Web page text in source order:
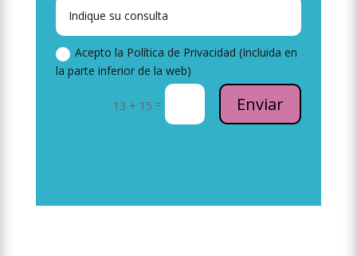
Acepto la Política de Privacidad (Incluida en
la parte inferior de la web)
13 + 15 = Enviar